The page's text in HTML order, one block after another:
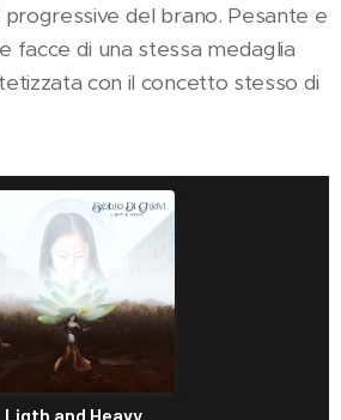
progressive del brano. Pesante e
facce di una stessa medaglia
con il concetto stesso di